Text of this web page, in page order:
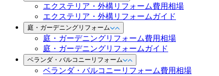
エクステリア・外構リフォーム費用相場
エクステリア・外構リフォームガイド
庭・ガーデニングリフォーム
庭・ガーデニングリフォーム費用相場
庭・ガーデニングリフォームガイド
ベランダ・バルコニーリフォーム
ベランダ・バルコニーリフォーム費用相場